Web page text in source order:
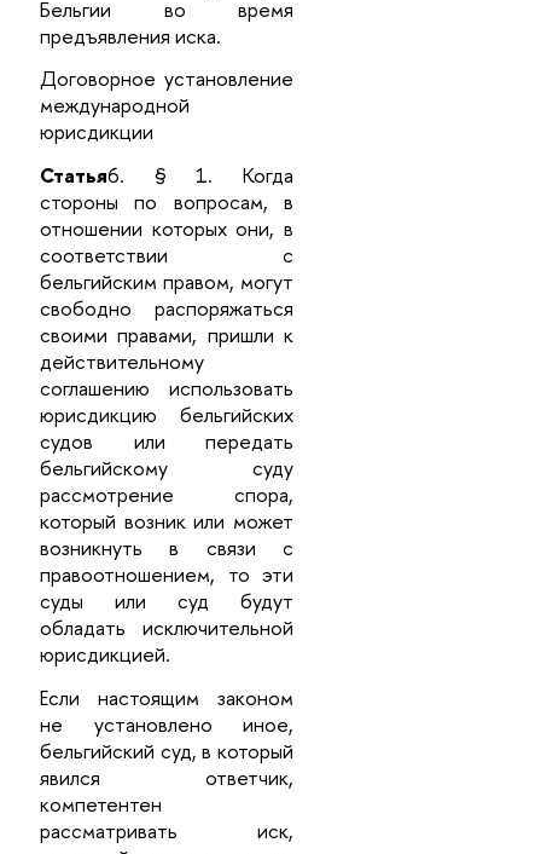
Бельгии во время
предъявления иска.
Договорное установление
международной
юрисдикции
Статья6. § 1. Когда
стороны по вопросам, в
отношении которых они, в
соответствии с
бельгийским правом, могут
свободно распоряжаться
своими правами, пришли к
действительному
соглашению использовать
юрисдикцию бельгийских
судов или передать
бельгийскому суду
рассмотрение спора,
который возник или может
возникнуть в связи с
правоотношением, то эти
суды или суд будут
обладать исключительной
юрисдикцией.
Если настоящим законом
не установлено иное,
бельгийский суд, в который
явился ответчик,
компетентен
рассматривать иск,